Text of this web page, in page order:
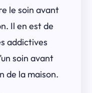
le soin avant
Il en est de
addictives
soin avant
de la maison.